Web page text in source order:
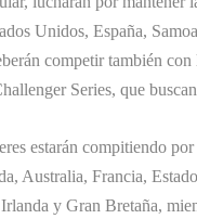
Unidos, España,
competir también con
Series, que
estarán compitiendo
Australia, Francia,
y Gran Bretaña,